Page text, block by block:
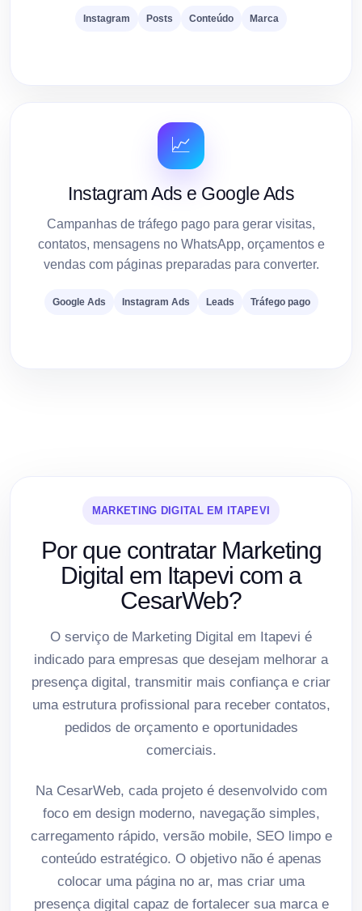
Instagram Posts Conteúdo Marca
📈
Instagram Ads e Google Ads
Campanhas de tráfego pago para gerar visitas,
contatos, mensagens no WhatsApp, orçamentos e
vendas com páginas preparadas para converter.
Google Ads Instagram Ads Leads Tráfego pago
MARKETING DIGITAL EM ITAPEVI
Por que contratar Marketing
Digital em Itapevi com a
CesarWeb?
O serviço de Marketing Digital em Itapevi é
indicado para empresas que desejam melhorar a
presença digital, transmitir mais confiança e criar
uma estrutura profissional para receber contatos,
pedidos de orçamento e oportunidades
comerciais.
Na CesarWeb, cada projeto é desenvolvido com
foco em design moderno, navegação simples,
carregamento rápido, versão mobile, SEO limpo e
conteúdo estratégico. O objetivo não é apenas
colocar uma página no ar, mas criar uma
presença digital capaz de fortalecer sua marca e